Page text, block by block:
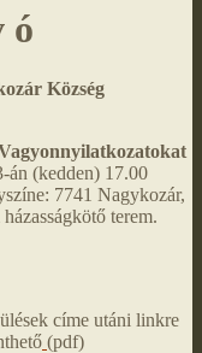
ó
Község
án (kedden) 17.00
7741 Nagykozár,
terem.
címe utáni linkre
(pdf)